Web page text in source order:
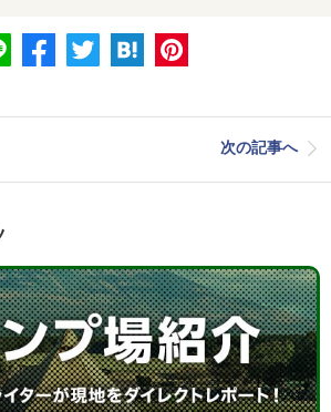
次の記事へ